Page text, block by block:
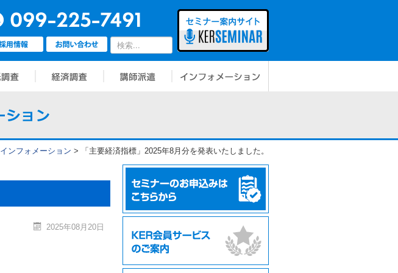
インフォメーション > 「主要経済指標」2025年8月分を発表いたしました。
2025年08月20日